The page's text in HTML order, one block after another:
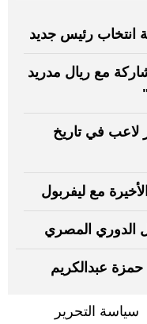
انتخاب رئيس جديد
مع ريال مدريد
لاعب في تاريخ
مع ليفربول
الدوري المصري
عبدالكريم
سياسة التحرير